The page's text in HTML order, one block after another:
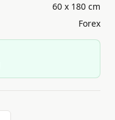
60 x 180 cm
Forex